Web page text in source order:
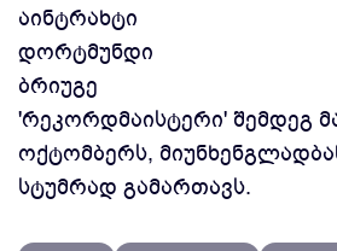
აინტრახტი
დორტმუნდი
ბრიუგე
'რეკორდმაისტერი' შემდეგ
ოქტომბერს,
სტუმრად გამართავს.